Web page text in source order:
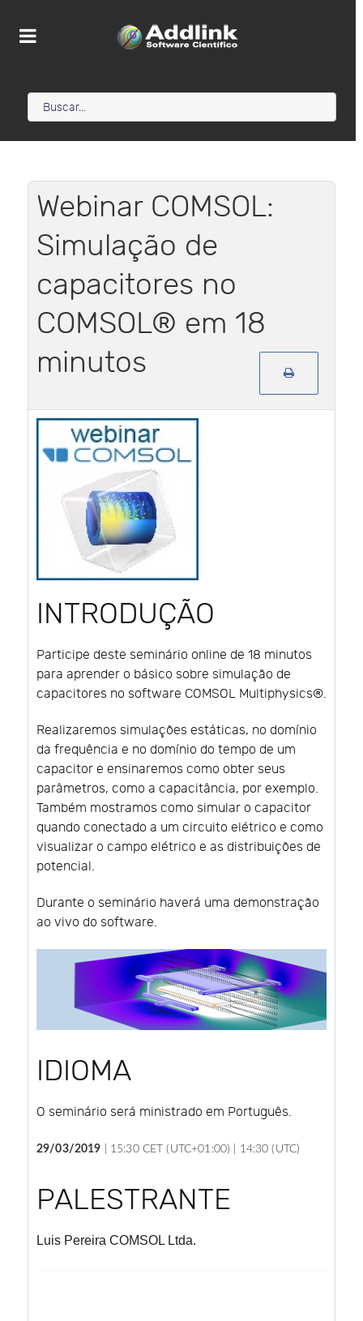
Webinar COMSOL:
Simulação de
capacitores no
COMSOL® em 18
minutos
INTRODUÇÃO
Participe deste seminário online de 18 minutos
para aprender o básico sobre simulação de
capacitores no software COMSOL Multiphysics®.
Realizaremos simulações estáticas, no domínio
da frequência e no domínio do tempo de um
capacitor e ensinaremos como obter seus
parâmetros, como a capacitância, por exemplo.
Também mostramos como simular o capacitor
quando conectado a um circuito elétrico e como
visualizar o campo elétrico e as distribuições de
potencial.
Durante o seminário haverá uma demonstração
ao vivo do software.
IDIOMA
O seminário será ministrado em Português.
29/03/2019 15:30 CET (UTC+01:00) | 14:30 (UTC)
PALESTRANTE
Luis Pereira COMSOL Ltda.